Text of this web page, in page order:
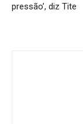
pressão’, diz Tite